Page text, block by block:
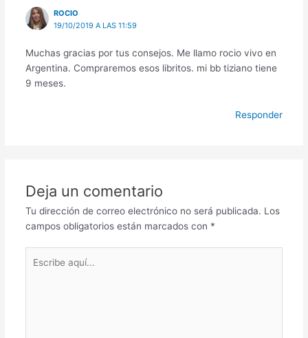
ROCIO
19/10/2019 A LAS 11:59
Muchas gracias por tus consejos. Me llamo rocio vivo en
Argentina. Compraremos esos libritos. mi bb tiziano tiene
9 meses.
Responder
Deja un comentario
Tu dirección de correo electrónico no será publicada. Los
campos obligatorios están marcados con *
aquí...